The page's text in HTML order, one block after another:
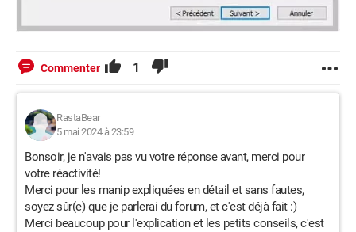
Commenter 1
RastaBear
5 mai 2024 à 23:59
Bonsoir, je n'avais pas vu votre réponse avant, merci pour
votre réactivité!
Merci pour les manip expliquées en détail et sans fautes,
soyez sûr(e) que je parlerai du forum, et c'est déjà fait :)
Merci beaucoup pour l'explication et les petits conseils, c'est